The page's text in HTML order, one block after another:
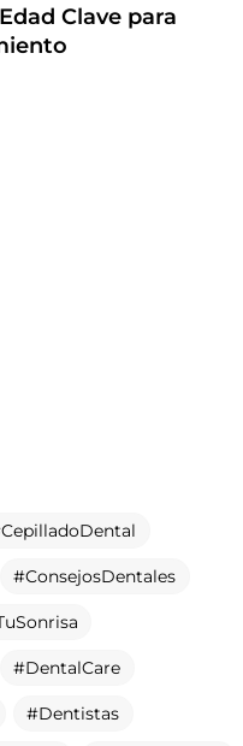
Clave para
CepilladoDental
ConsejosDentales
DentalCare
Dentistas